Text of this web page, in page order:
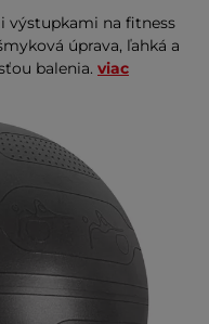
výstupkami na fitness
úprava, ľahká a
balenia. viac